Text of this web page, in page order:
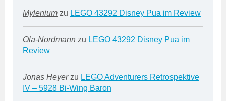
Mylenium zu LEGO 43292 Disney Pua im Review
Ola-Nordmann zu LEGO 43292 Disney Pua im
Review
Jonas Heyerzu LEGO Adventurers Retrospektive
IV – 5928 Bi-Wing Baron